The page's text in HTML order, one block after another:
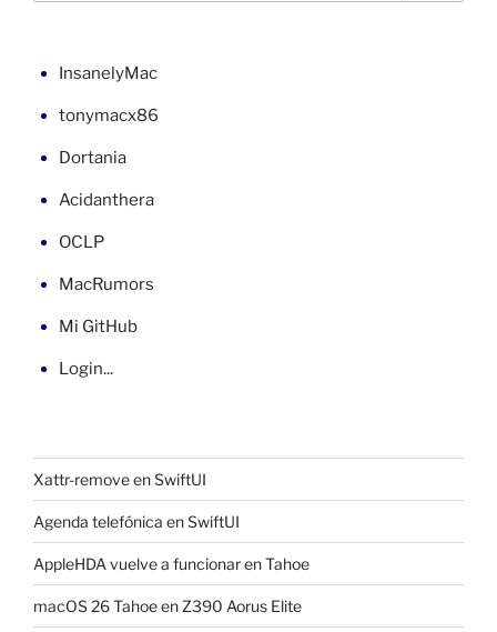
InsanelyMac
tonymacx86
Dortania
Acidanthera
OCLP
MacRumors
Mi GitHub
Login...
Xattr-remove en SwiftUI
Agenda telefónica en SwiftUI
AppleHDA vuelve a funcionar en Tahoe
macOS 26 Tahoe en Z390 Aorus Elite